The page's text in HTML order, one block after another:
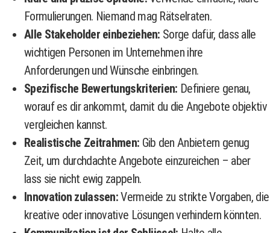
Formulierungen. Niemand mag Rätselraten.
Alle Stakeholder einbeziehen: Sorge dafür, dass alle
wichtigen Personen im Unternehmen ihre
Anforderungen und Wünsche einbringen.
Spezifische Bewertungskriterien: Definiere genau,
worauf es dir ankommt, damit du die Angebote objektiv
vergleichen kannst.
Realistische Zeitrahmen: Gib den Anbietern genug
Zeit, um durchdachte Angebote einzureichen – aber
lass sie nicht ewig zappeln.
Innovation zulassen:Vermeide zu strikte Vorgaben, die
kreative oder innovative Lösungen verhindern könnten.